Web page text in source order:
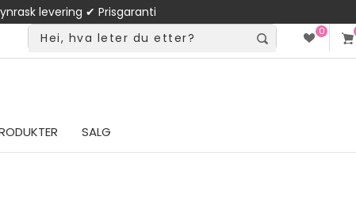
levering ✔ Prisgaranti
0
SALG